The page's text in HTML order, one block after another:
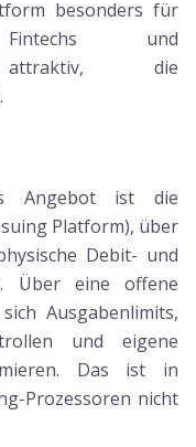
besonders für
und
attraktiv, die
Angebot ist die
Platform), über
Debit- und
Über eine offene
Ausgabenlimits,
und eigene
Das ist in
Prozessoren nicht